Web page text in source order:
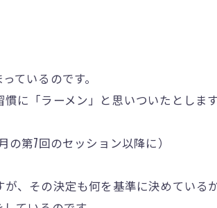
ているのです。
に「ラーメン」と思いついたとしま
第7回のセッション以降に）
、その決定も何を基準に決めている